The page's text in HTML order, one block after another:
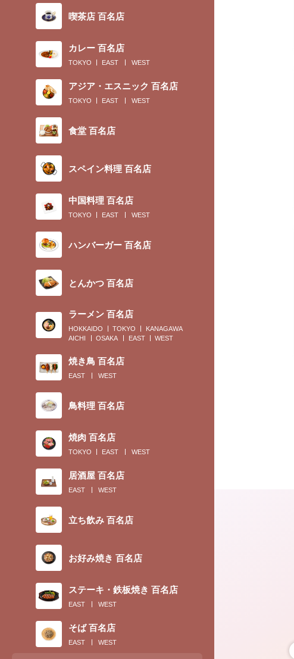
喫茶店 百名店
カレー 百名店
TOKYO EAST WEST
アジア・エスニック 百名店
TOKYO EAST WEST
食堂 百名店
スペイン料理 百名店
中国料理 百名店
TOKYO EAST WEST
ハンバーガー 百名店
とんかつ 百名店
ラーメン 百名店
HOKKAIDO TOKYO
KANAGAWA
AICHI
OSAKA EAST WEST
焼き鳥 百名店
EAST WEST
鳥料理 百名店
焼肉 百名店
TOKYO EAST WEST
居酒屋 百名店
EAST WEST
立ち飲み 百名店
お好み焼き 百名店
ステーキ・鉄板焼き 百名店
EAST WEST
そば 百名店
EAST WEST
2018.03.27